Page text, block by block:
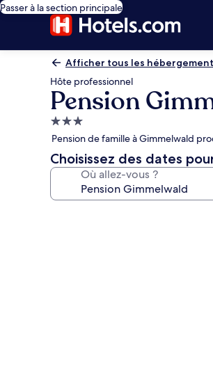
Passer à la section principale
Afficher tous les
Hôte professionnel
Pension
Hébergement
3.0 étoiles
Pension de famille à Gimmelwald
Choisissez des dates
Où allez-vous ?